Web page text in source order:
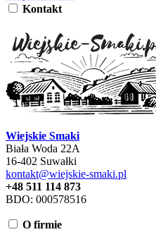
Kontakt
Wiejskie Smaki
Biała Woda 22A
16-402 Suwałki
kontakt@wiejskie-smaki.pl
+48 511 114 873
BDO: 000578516
O firmie